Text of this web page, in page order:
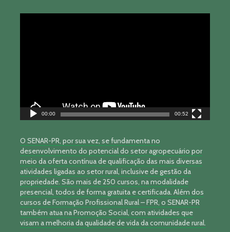
00:00 00:52
O SENAR-PR, por sua vez, se fundamenta no
desenvolvimento do potencial do setor agropecuário por
meio da oferta contínua de qualificação das mais diversas
atividades ligadas ao setor rural, inclusive de gestão da
propriedade. São mais de 250 cursos, na modalidade
presencial, todos de forma gratuita e certificada. Além dos
cursos de Formação Profissional Rural – FPR, o SENAR-PR
também atua na Promoção Social, com atividades que
visam a melhoria da qualidade de vida da comunidade rural.